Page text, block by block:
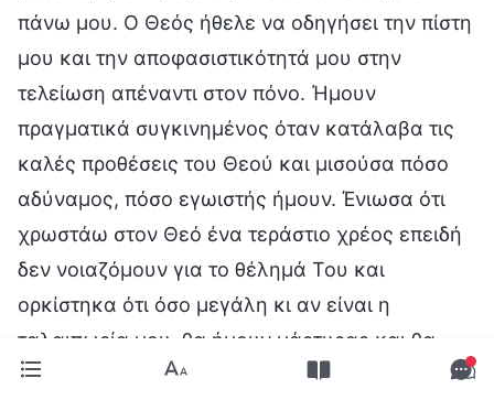
πάνω μου. Ο Θεός ήθελε να οδηγήσει την πίστη
μου και την αποφασιστικότητά μου στην
τελείωση απέναντι στον πόνο. Ήμουν
πραγματικά συγκινημένος όταν κατάλαβα τις
καλές προθέσεις του Θεού και μισούσα πόσο
αδύναμος, πόσο εγωιστής ήμουν. Ένιωσα ότι
χρωστάω στον Θεό ένα τεράστιο χρέος επειδή
δεν νοιαζόμουν για το θέλημά Του και
ορκίστηκα ότι όσο μεγάλη κι αν είναι η
ταλαιπωρία μου, θα ήμουν μάρτυρας και θα
ικανοποιούσα τον Θεό. Την επόμενη μέρα, ο